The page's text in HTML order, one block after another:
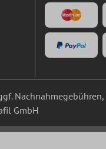
GmbH